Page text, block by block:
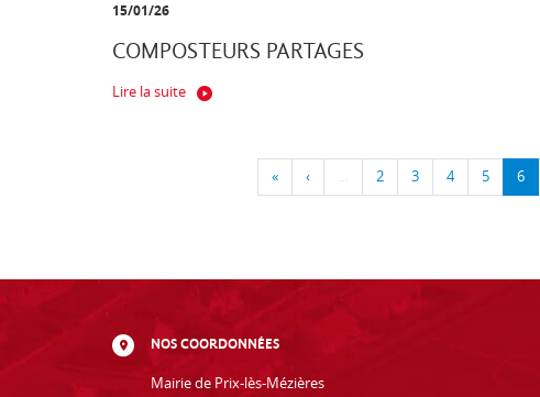
15/01/26
COMPOSTEURS PARTAGES
Lire la suite
« ‹ … 2 3 4 5 6
NOS COORDONNÉES
Mairie de Prix-lès-Mézières